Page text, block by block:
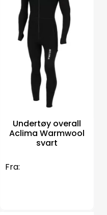
Undertøy overall
Aclima Warmwool
svart
Fra: